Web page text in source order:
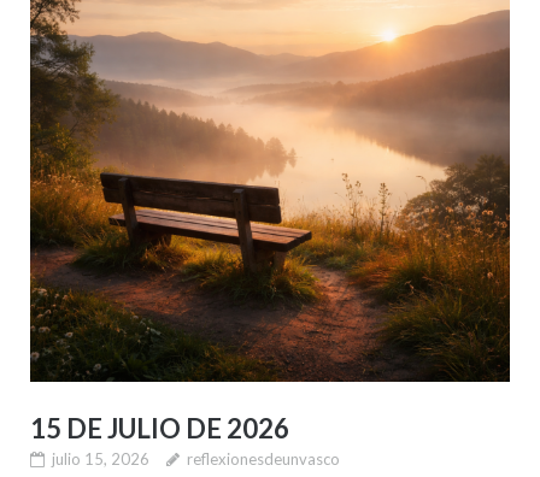
15 DE JULIO DE 2026
julio 15, 2026
reflexionesdeunvasco